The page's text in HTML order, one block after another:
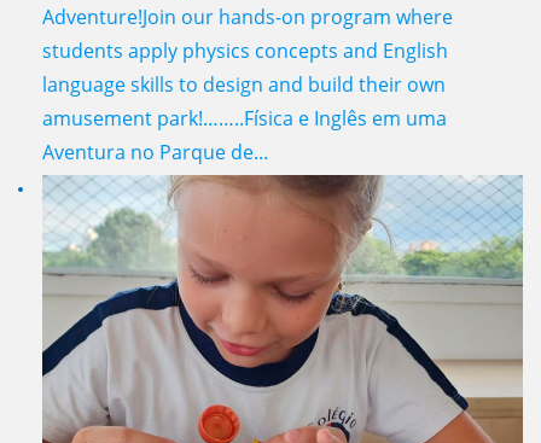
Adventure!Join our hands-on program where
students apply physics concepts and English
language skills to design and build their own
amusement park!……..Física e Inglês em uma
Aventura no Parque de...